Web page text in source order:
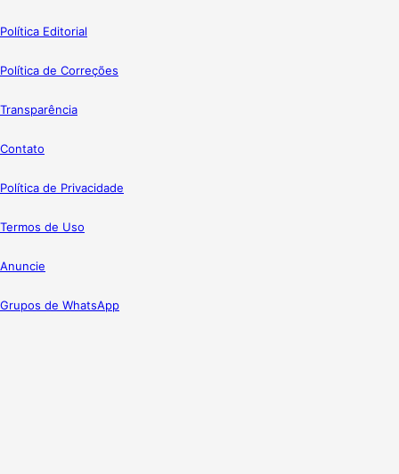
Política Editorial
Política de Correções
Transparência
Contato
Política de Privacidade
Termos de Uso
Anuncie
Grupos de WhatsApp